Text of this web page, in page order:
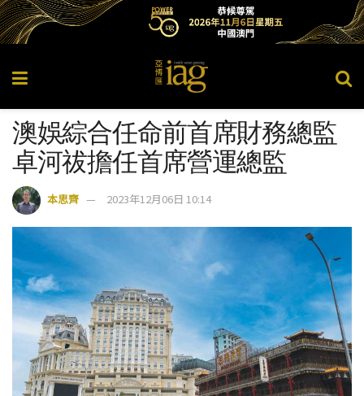
澳娛綜合任命前首席財務總監
卓河祓擔任首席營運總監
本思齊 2023年12月06日 10:14